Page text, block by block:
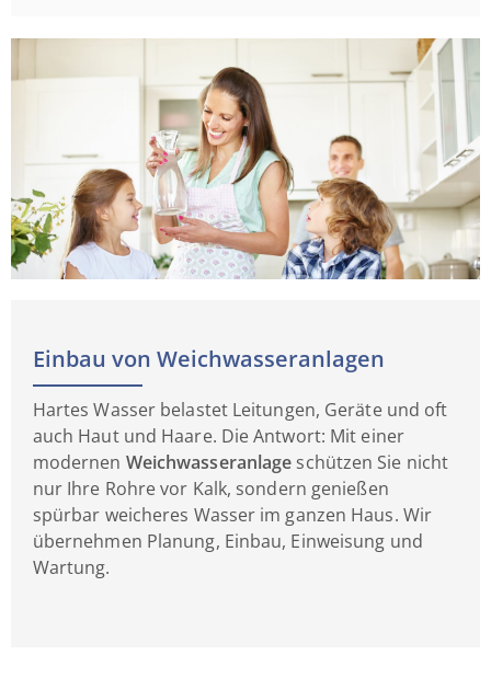
Einbau von Weichwasseranlagen
Hartes Wasser belastet Leitungen, Geräte und oft
auch Haut und Haare. Die Antwort: Mit einer
modernen Weichwasseranlage schützen Sie nicht
nur Ihre Rohre vor Kalk, sondern genießen
spürbar weicheres Wasser im ganzen Haus. Wir
übernehmen Planung, Einbau, Einweisung und
Wartung.